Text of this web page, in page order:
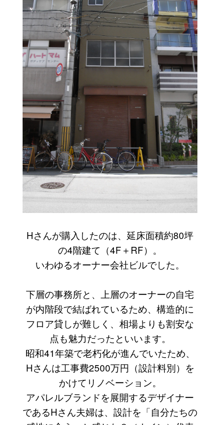
Hさんが購入したのは、延床面積約80坪
の4階建て（4F＋RF）。
いわゆるオーナー会社ビルでした。
下層の事務所と、上層のオーナーの自宅
が内階段で結ばれているため、構造的に
フロア貸しが難しく、相場よりも割安な
点も魅力だったといいます。
昭和41年築で老朽化が進んでいたため、
Hさんは工事費2500万円（設計料別）を
かけてリノベーション。
アパレルブランドを展開するデザイナー
であるHさん夫婦は、設計を「自分たちの